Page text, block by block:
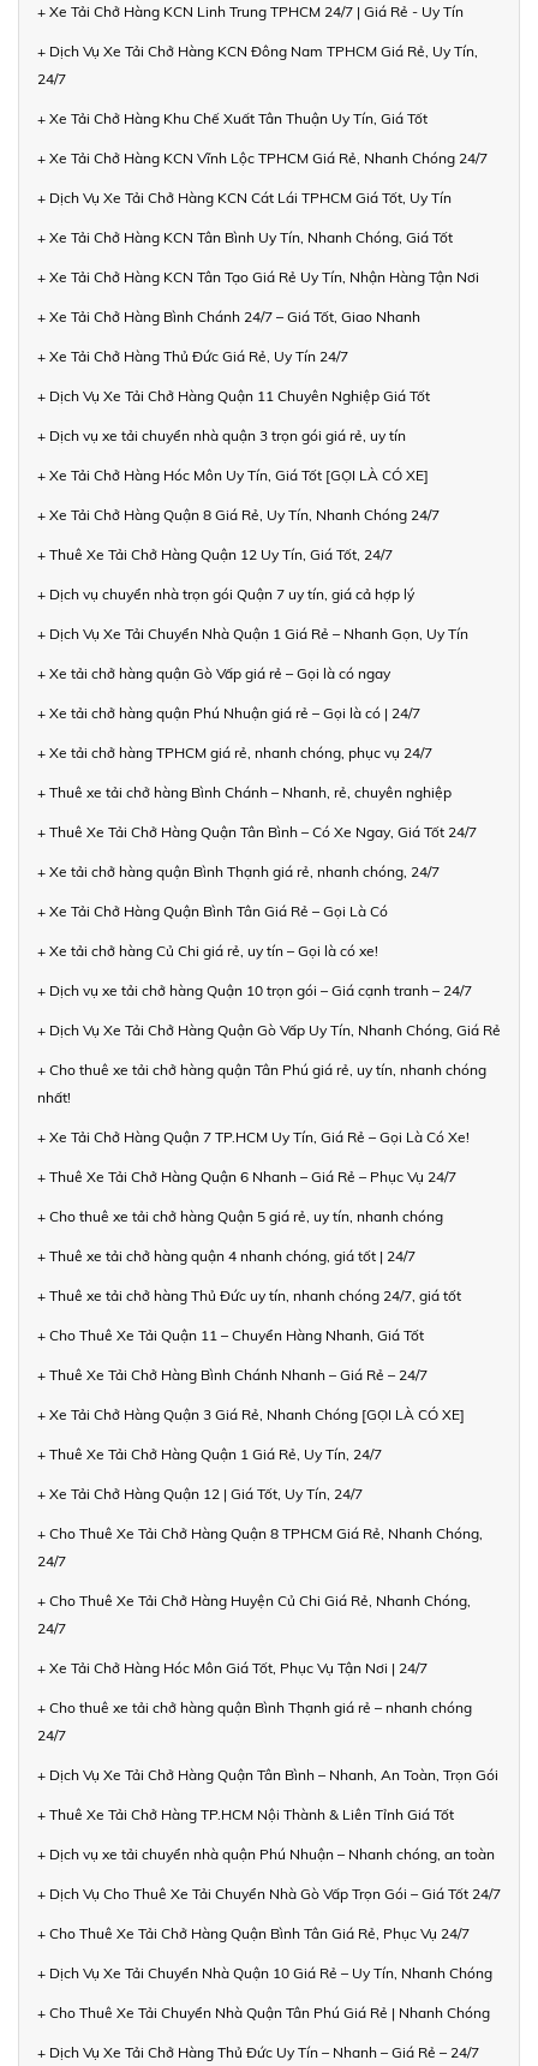
+ Xe Tải Chở Hàng KCN Linh Trung TPHCM 24/7 | Giá Rẻ - Uy Tín
+ Dịch Vụ Xe Tải Chở Hàng KCN Đông Nam TPHCM Giá Rẻ, Uy Tín,
24/7
+ Xe Tải Chở Hàng Khu Chế Xuất Tân Thuận Uy Tín, Giá Tốt
+ Xe Tải Chở Hàng KCN Vĩnh Lộc TPHCM Giá Rẻ, Nhanh Chóng 24/7
+ Dịch Vụ Xe Tải Chở Hàng KCN Cát Lái TPHCM Giá Tốt, Uy Tín
+ Xe Tải Chở Hàng KCN Tân Bình Uy Tín, Nhanh Chóng, Giá Tốt
+ Xe Tải Chở Hàng KCN Tân Tạo Giá Rẻ Uy Tín, Nhận Hàng Tận Nơi
+ Xe Tải Chở Hàng Bình Chánh 24/7 – Giá Tốt, Giao Nhanh
+ Xe Tải Chở Hàng Thủ Đức Giá Rẻ, Uy Tín 24/7
+ Dịch Vụ Xe Tải Chở Hàng Quận 11 Chuyên Nghiệp Giá Tốt
+ Dịch vụ xe tải chuyển nhà quận 3 trọn gói giá rẻ, uy tín
+ Xe Tải Chở Hàng Hóc Môn Uy Tín, Giá Tốt [GỌI LÀ CÓ XE]
+ Xe Tải Chở Hàng Quận 8 Giá Rẻ, Uy Tín, Nhanh Chóng 24/7
+ Thuê Xe Tải Chở Hàng Quận 12 Uy Tín, Giá Tốt, 24/7
+ Dịch vụ chuyển nhà trọn gói Quận 7 uy tín, giá cả hợp lý
+ Dịch Vụ Xe Tải Chuyển Nhà Quận 1 Giá Rẻ – Nhanh Gọn, Uy Tín
+ Xe tải chở hàng quận Gò Vấp giá rẻ – Gọi là có ngay
+ Xe tải chở hàng quận Phú Nhuận giá rẻ – Gọi là có | 24/7
+ Xe tải chở hàng TPHCM giá rẻ, nhanh chóng, phục vụ 24/7
+ Thuê xe tải chở hàng Bình Chánh – Nhanh, rẻ, chuyên nghiệp
+ Thuê Xe Tải Chở Hàng Quận Tân Bình – Có Xe Ngay, Giá Tốt 24/7
+ Xe tải chở hàng quận Bình Thạnh giá rẻ, nhanh chóng, 24/7
+ Xe Tải Chở Hàng Quận Bình Tân Giá Rẻ – Gọi Là Có
+ Xe tải chở hàng Củ Chi giá rẻ, uy tín – Gọi là có xe!
+ Dịch vụ xe tải chở hàng Quận 10 trọn gói – Giá cạnh tranh – 24/7
+ Dịch Vụ Xe Tải Chở Hàng Quận Gò Vấp Uy Tín, Nhanh Chóng, Giá Rẻ
+ Cho thuê xe tải chở hàng quận Tân Phú giá rẻ, uy tín, nhanh chóng
nhất!
+ Xe Tải Chở Hàng Quận 7 TP.HCM Uy Tín, Giá Rẻ – Gọi Là Có Xe!
+ Thuê Xe Tải Chở Hàng Quận 6 Nhanh – Giá Rẻ – Phục Vụ 24/7
+ Cho thuê xe tải chở hàng Quận 5 giá rẻ, uy tín, nhanh chóng
+ Thuê xe tải chở hàng quận 4 nhanh chóng, giá tốt | 24/7
+ Thuê xe tải chở hàng Thủ Đức uy tín, nhanh chóng 24/7, giá tốt
+ Cho Thuê Xe Tải Quận 11 – Chuyển Hàng Nhanh, Giá Tốt
+ Thuê Xe Tải Chở Hàng Bình Chánh Nhanh – Giá Rẻ – 24/7
+ Xe Tải Chở Hàng Quận 3 Giá Rẻ, Nhanh Chóng [GỌI LÀ CÓ XE]
+ Thuê Xe Tải Chở Hàng Quận 1 Giá Rẻ, Uy Tín, 24/7
+ Xe Tải Chở Hàng Quận 12 | Giá Tốt, Uy Tín, 24/7
+ Cho Thuê Xe Tải Chở Hàng Quận 8 TPHCM Giá Rẻ, Nhanh Chóng,
24/7
+ Cho Thuê Xe Tải Chở Hàng Huyện Củ Chi Giá Rẻ, Nhanh Chóng,
24/7
+ Xe Tải Chở Hàng Hóc Môn Giá Tốt, Phục Vụ Tận Nơi | 24/7
+ Cho thuê xe tải chở hàng quận Bình Thạnh giá rẻ – nhanh chóng
24/7
+ Dịch Vụ Xe Tải Chở Hàng Quận Tân Bình – Nhanh, An Toàn, Trọn Gói
+ Thuê Xe Tải Chở Hàng TP.HCM Nội Thành & Liên Tỉnh Giá Tốt
+ Dịch vụ xe tải chuyển nhà quận Phú Nhuận – Nhanh chóng, an toàn
+ Dịch Vụ Cho Thuê Xe Tải Chuyển Nhà Gò Vấp Trọn Gói – Giá Tốt 24/7
+ Cho Thuê Xe Tải Chở Hàng Quận Bình Tân Giá Rẻ, Phục Vụ 24/7
+ Dịch Vụ Xe Tải Chuyển Nhà Quận 10 Giá Rẻ – Uy Tín, Nhanh Chóng
+ Cho Thuê Xe Tải Chuyển Nhà Quận Tân Phú Giá Rẻ | Nhanh Chóng
+ Dịch Vụ Xe Tải Chở Hàng Thủ Đức Uy Tín – Nhanh – Giá Rẻ – 24/7